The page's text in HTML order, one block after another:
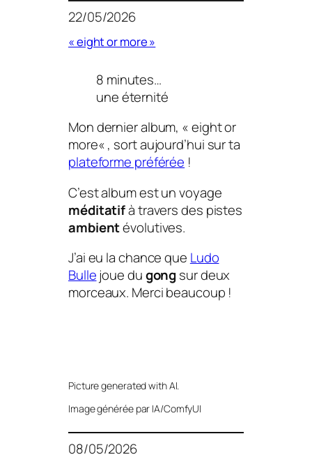
22/05/2026
« eight or more »
8 minutes…
une éternité
Mon dernier album, «eight or
more« , sort aujourd’hui sur ta
plateforme préférée !
C’est album est un voyage
méditatifà travers des pistes
ambientévolutives.
J’ai eu la chance que Ludo
Bullejoue dugong sur deux
morceaux. Merci beaucoup !
Picture generated with AI.
Image générée par IA/ComfyUI
08/05/2026